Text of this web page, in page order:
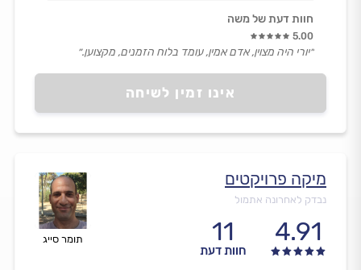
אינו זמין לשיחה
חוות דעת של משה
5.00
״יורי היה מצוין, אדם אמין, עומד בלוח הזמנים, מקצוען.״
תומר סייג
מיקה פרויקטים
נבדק לאחרונה אתמול
4.91
11
חוות דעת